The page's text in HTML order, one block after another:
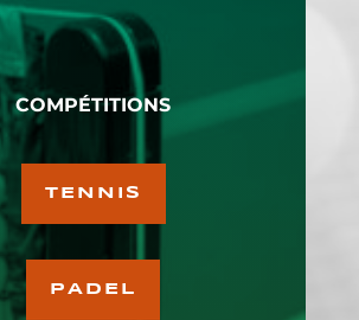
COMPÉTITIONS
TENNIS
PADEL